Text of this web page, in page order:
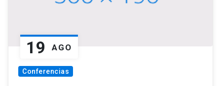
19 AGO
Conferencias